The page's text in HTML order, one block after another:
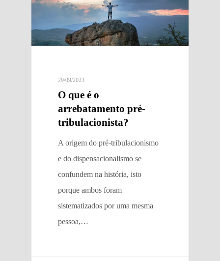
29/09/2023
O que é o
arrebatamento pré-
tribulacionista?
A origem do pré-tribulacionismo
e do dispensacionalismo se
confundem na história, isto
porque ambos foram
sistematizados por uma mesma
pessoa,…